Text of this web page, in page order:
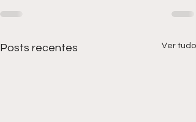
Posts recentes Ver tudo